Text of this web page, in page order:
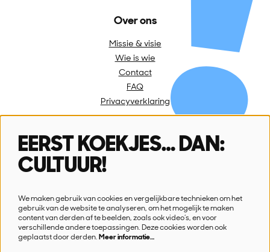
Over ons
Missie & visie
Wie is wie
Contact
FAQ
Privacyverklaring
Volg ons
Schrijf je in voor onze nieuwsbrief
EERST KOEKJES… DAN:
CULTUUR!
We maken gebruik van cookies en vergelijkbare technieken om het
gebruik van de website te analyseren, om het mogelijk te maken
content van derden af te beelden, zoals ook video’s, en voor
verschillende andere toepassingen. Deze cookies worden ook
geplaatst door derden.Meer informatie…